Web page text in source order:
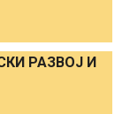
РАЗВОЈ И